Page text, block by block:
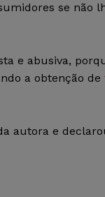
se não
e abusiva,
a obtenção de
autora e